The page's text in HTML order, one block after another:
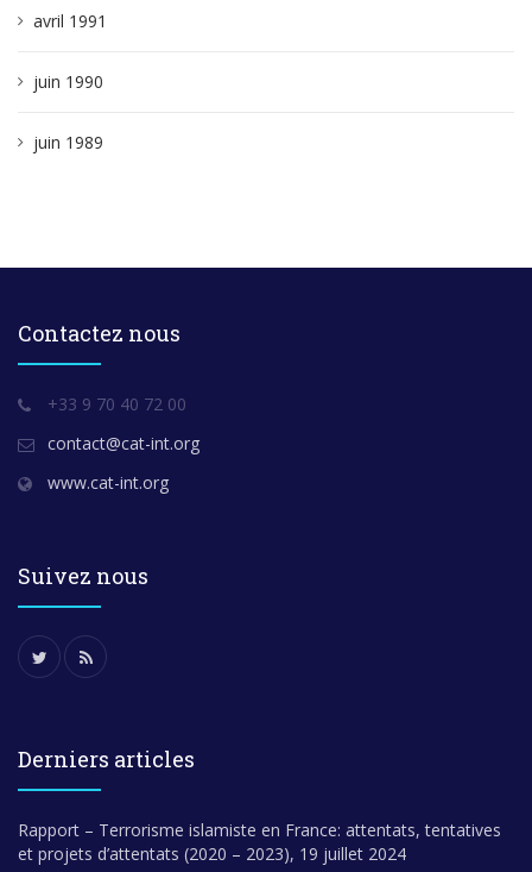
avril 1991
juin 1990
juin 1989
Contactez nous
+33 9 70 40 72 00
contact@cat-int.org
www.cat-int.org
Suivez nous
Derniers articles
Rapport – Terrorisme islamiste en France: attentats, tentatives
et projets d’attentats (2020 – 2023), 19 juillet 2024